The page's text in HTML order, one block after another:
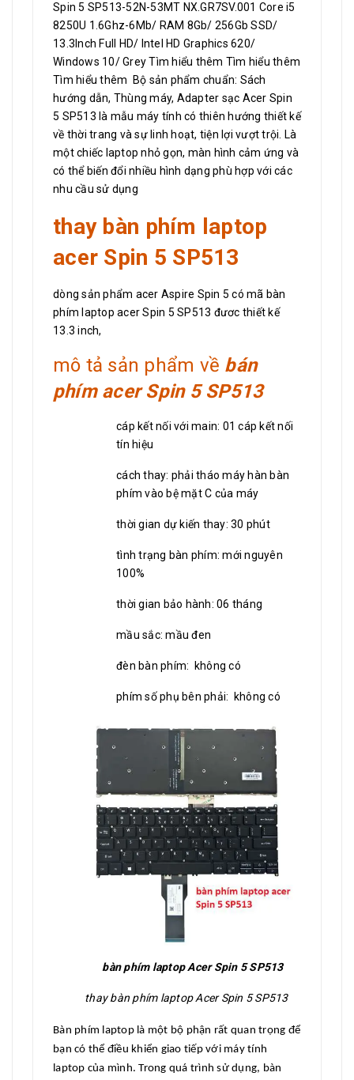
Spin 5 SP513-52N-53MT NX.GR7SV.001 Core i5
8250U 1.6Ghz-6Mb/ RAM 8Gb/ 256Gb SSD/
13.3Inch Full HD/ Intel HD Graphics 620/
Windows 10/ Grey Tìm hiểu thêm Tìm hiểu thêm
Tìm hiểu thêm Bộ sản phẩm chuẩn: Sách
hướng dẫn, Thùng máy, Adapter sạc Acer Spin
5 SP513 là mẫu máy tính có thiên hướng thiết kế
về thời trang và sự linh hoạt, tiện lợi vượt trội. Là
một chiếc laptop nhỏ gọn, màn hình cảm ứng và
có thể biến đổi nhiều hình dạng phù hợp với các
nhu cầu sử dụng
thay bàn phím laptop
acer Spin 5 SP513
dòng sản phẩm acer Aspire Spin 5 có mã bàn
phím laptop acer Spin 5 SP513 đươc thiết kế
13.3 inch,
mô tả sản phẩm về bán
phím acer Spin 5 SP513
cáp kết nối với main: 01 cáp kết nối
tín hiệu
cách thay: phải tháo máy hàn bàn
phím vào bệ mặt C của máy
thời gian dự kiến thay: 30 phút
tình trạng bàn phím: mới nguyên
100%
thời gian bảo hành: 06 tháng
mầu sắc: mầu đen
đèn bàn phím: không có
phím số phụ bên phải: không có
bàn phím laptop Acer Spin 5 SP513
thay bàn phím laptop Acer Spin 5 SP513
Bàn phím laptop là một bộ phận rất quan trọng để
bạn có thể điều khiển giao tiếp với máy tính
laptop của mình. Trong quá trình sử dụng, bàn